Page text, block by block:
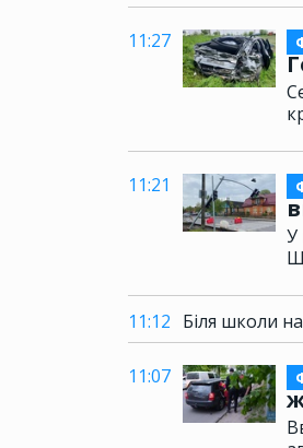
11:27
11:21
У
11:12 Біля школи
11:07